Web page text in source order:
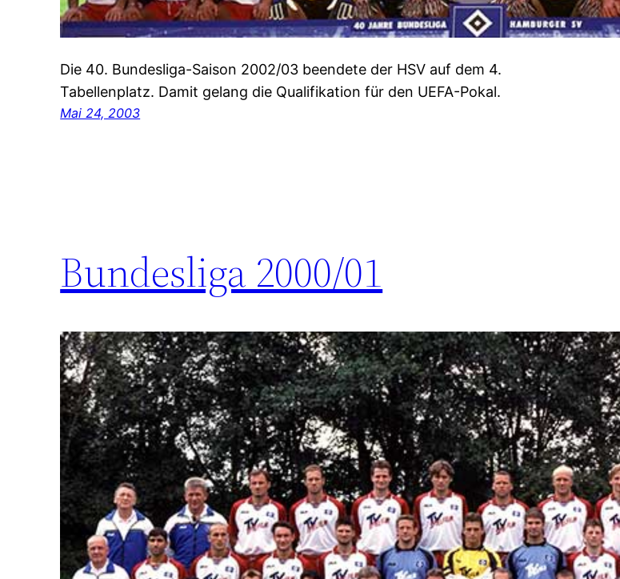
Die 40. Bundesliga-Saison 2002/03 beendete der HSV auf dem 4.
Tabellenplatz. Damit gelang die Qualifikation für den UEFA-Pokal.
Mai 24, 2003
Bundesliga 2000/01